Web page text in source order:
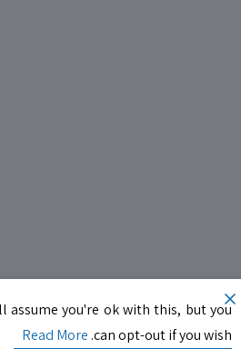
assume you're ok with this, but you
can opt-out if you wish.
Read More